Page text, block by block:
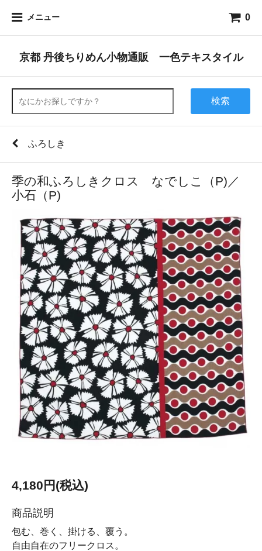
メニュー 0
京都 丹後ちりめん小物通販 一色テキスタイル
検索
ふろしき
季の和ふろしきクロス なでしこ（P)／
小石（P)
4,180円(税込)
商品説明
包む、巻く、掛ける、覆う。
自由自在のフリークロス。